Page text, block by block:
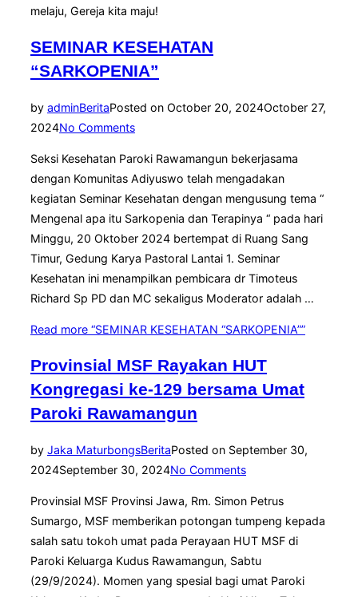
melaju, Gereja kita maju!
SEMINAR KESEHATAN
“SARKOPENIA”
by adminBeritaPosted on October 20, 2024October 27,
2024No Comments
Seksi Kesehatan Paroki Rawamangun bekerjasama
dengan Komunitas Adiyuswo telah mengadakan
kegiatan Seminar Kesehatan dengan mengusung tema “
Mengenal apa itu Sarkopenia dan Terapinya “ pada hari
Minggu, 20 Oktober 2024 bertempat di Ruang Sang
Timur, Gedung Karya Pastoral Lantai 1. Seminar
Kesehatan ini menampilkan pembicara dr Timoteus
Richard Sp PD dan MC sekaligus Moderator adalah …
Read more “SEMINAR KESEHATAN “SARKOPENIA””
Provinsial MSF Rayakan HUT
Kongregasi ke-129 bersama Umat
Paroki Rawamangun
by Jaka MaturbongsBeritaPosted on September 30,
2024September 30, 2024No Comments
Provinsial MSF Provinsi Jawa, Rm. Simon Petrus
Sumargo, MSF memberikan potongan tumpeng kepada
salah satu tokoh umat pada Perayaan HUT MSF di
Paroki Keluarga Kudus Rawamangun, Sabtu
(29/9/2024). Momen yang spesial bagi umat Paroki